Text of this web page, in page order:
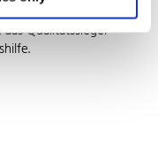
Anbietern und
Qualitätssiegel